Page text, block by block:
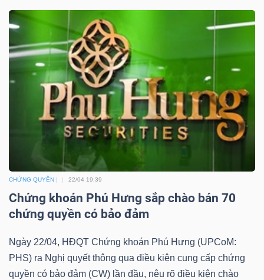
CHỨNG QUYỀN 22/04 19:39
Chứng khoán Phú Hưng sắp chào bán 70
chứng quyền có bảo đảm
Ngày 22/04, HĐQT Chứng khoán Phú Hưng (UPCoM:
PHS) ra Nghị quyết thông qua điều kiện cung cấp chứng
quyền có bảo đảm (CW) lần đầu, nêu rõ điều kiện chào
TIÊU
THIẾT
CHĂM
SÓC
KHỎE